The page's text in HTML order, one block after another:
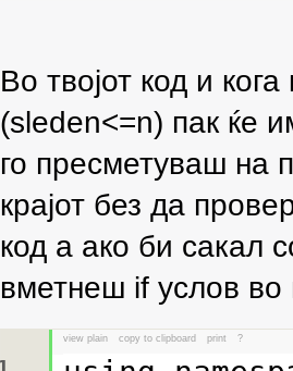
Во твојот код и
(sleden<=n) пак ќе
го пресметуваш на
крајот без да
код а ако би сакал
вметнеш if услов во
view plain copy to clipboard print ?